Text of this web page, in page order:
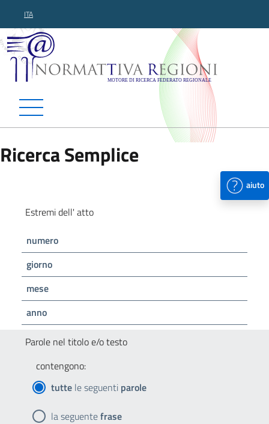
ITA
Normattiva Regioni -
Ricerca Semplice
aiuto
Estremi dell' atto
numero
giorno
mese
anno
Parole nel titolo e/o testo
contengono:
tutte le seguenti parole
la seguentefrase